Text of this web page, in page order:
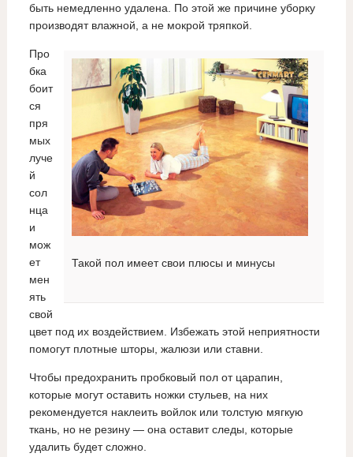
быть немедленно удалена. По этой же причине уборку
производят влажной, а не мокрой тряпкой.
Такой пол имеет свои плюсы и минусы
Про
бка
боит
ся
пря
мых
луче
й
сол
нца
и
мож
ет
мен
ять
свой
цвет под их воздействием. Избежать этой неприятности
помогут плотные шторы, жалюзи или ставни.
Чтобы предохранить пробковый пол от царапин,
которые могут оставить ножки стульев, на них
рекомендуется наклеить войлок или толстую мягкую
ткань, но не резину — она оставит следы, которые
удалить будет сложно.